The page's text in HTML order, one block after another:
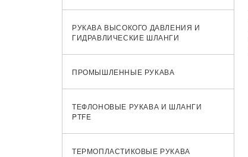
РУКАВА ВЫСОКОГО ДАВЛЕНИЯ И
ГИДРАВЛИЧЕСКИЕ ШЛАНГИ
ПРОМЫШЛЕННЫЕ РУКАВА
ТЕФЛОНОВЫЕ РУКАВА И ШЛАНГИ
PTFE
ТЕРМОПЛАСТИКОВЫЕ РУКАВА